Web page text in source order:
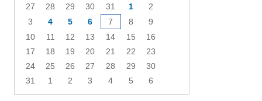
27 28 29 30 31 1
2
3
4 5 6 7 8
9
10
11 12 13 14 15
16
17
18 19 20 21 22
23
24
25 26 27 28 29
30
31
1 2 3 4 5 6